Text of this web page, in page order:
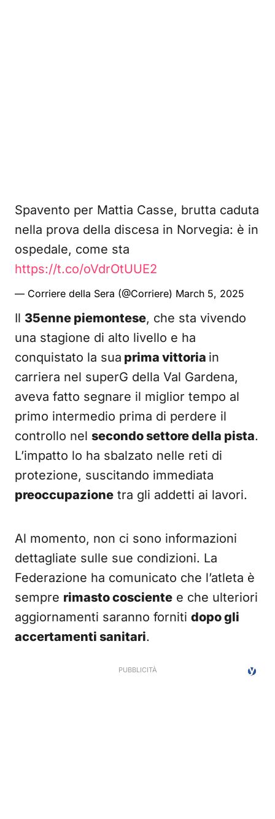
Spavento per Mattia Casse, brutta caduta
nella prova della discesa in Norvegia: è in
ospedale, come sta
https://t.co/oVdrOtUUE2
— Corriere della Sera (@Corriere) March 5, 2025
Il 35enne piemontese, che sta vivendo
una stagione di alto livello e ha
conquistato la sua prima vittoria in
carriera nel superG della Val Gardena,
aveva fatto segnare il miglior tempo al
primo intermedio prima di perdere il
controllo nel secondo settore della pista.
L’impatto lo ha sbalzato nelle reti di
protezione, suscitando immediata
preoccupazione tra gli addetti ai lavori.
Al momento, non ci sono informazioni
dettagliate sulle sue condizioni. La
Federazione ha comunicato che l’atleta è
sempre rimasto cosciente e che ulteriori
aggiornamenti saranno forniti dopo gli
accertamenti sanitari.